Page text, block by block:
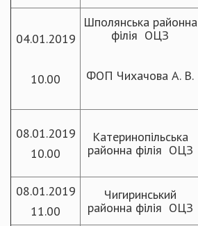
04.01.2019
10.00
Шполянська районна
філія ОЦЗ
ФОП Чихачова А. В.
08.01.2019
10.00
Катеринопільська
районна філія ОЦЗ
08.01.2019
11.00
Чигиринський
районна філія ОЦЗ